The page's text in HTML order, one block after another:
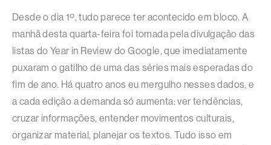
Desde o dia 1º, tudo parece ter acontecido em bloco. A
manhã desta quarta-feira foi tomada pela divulgação das
listas do Year in Review do Google, que imediatamente
puxaram o gatilho de uma das séries mais esperadas do
fim de ano. Há quatro anos eu mergulho nesses dados, e
a cada edição a demanda só aumenta: ver tendências,
cruzar informações, entender movimentos culturais,
organizar material, planejar os textos. Tudo isso em